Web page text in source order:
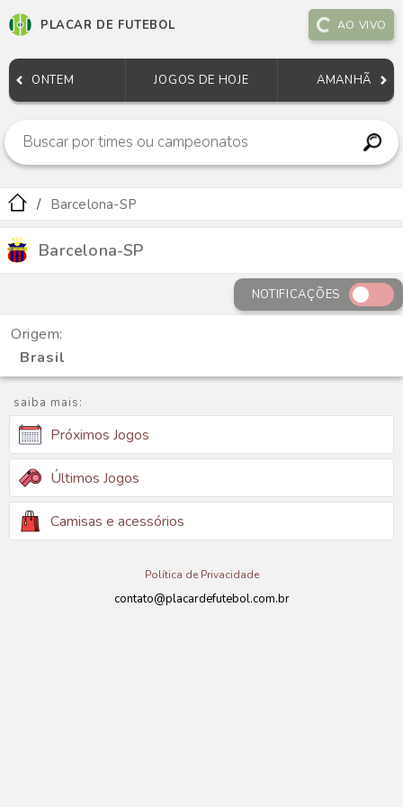
PLACAR DE FUTEBOL AO VIVO
ONTEM JOGOS DE HOJE AMANHÃ
Barcelona-SP
Barcelona-SP
NOTIFICAÇÕES
Origem:
Brasil
saiba mais:
Próximos Jogos
Últimos Jogos
Camisas e acessórios
Política de Privacidade
contato@placardefutebol.com.br